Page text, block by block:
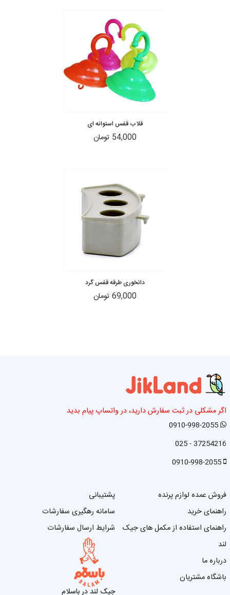
قلاب قفس استوانه ای
54,000 تومان
دانخوری طرقه قفس گرد
69,000 تومان
اگر مشکلی در ثبت سفارش دارید، در واتساپ پیام بدید
0910-998-2055
37254216 - 025
0910-998-2055
فروش عمده لوازم پرنده
راهنمای خرید
راهنمای استفاده از مکمل های جیک
لند
درباره ما
باشگاه مشتریان
پشتیبانی
سامانه رهگیری سفارشات
شرایط ارسال سفارشات
جیک لند در باسلام